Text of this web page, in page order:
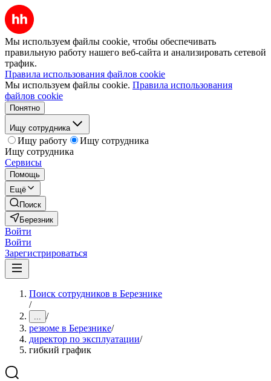
Мы используем файлы cookie, чтобы обеспечивать
правильную работу нашего веб-сайта и анализировать сетевой
трафик.
Правила использования файлов cookie
Мы используем файлы cookie. Правила использования
файлов cookie
Понятно
Ищу сотрудника
Ищу работу
Ищу сотрудника
Ищу сотрудника
Сервисы
Помощь
Ещё
Поиск
Березник
Войти
Войти
Зарегистрироваться
Поиск сотрудников в Березнике
/
... /
резюме в Березнике/
директор по эксплуатации/
гибкий график